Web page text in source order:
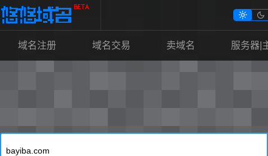
域名注册 域名交易 卖域名 服务器|
 